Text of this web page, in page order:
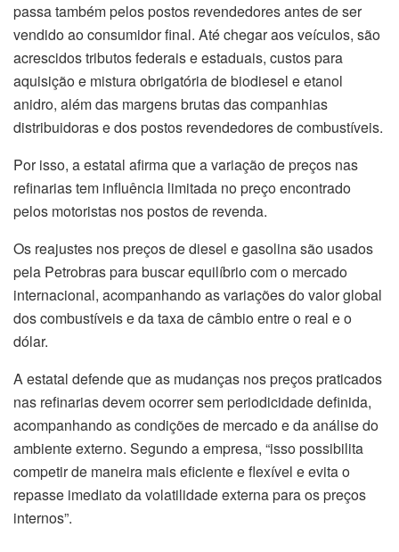
passa também pelos postos revendedores antes de ser
vendido ao consumidor final. Até chegar aos veículos, são
acrescidos tributos federais e estaduais, custos para
aquisição e mistura obrigatória de biodiesel e etanol
anidro, além das margens brutas das companhias
distribuidoras e dos postos revendedores de combustíveis.
Por isso, a estatal afirma que a variação de preços nas
refinarias tem influência limitada no preço encontrado
pelos motoristas nos postos de revenda.
Os reajustes nos preços de diesel e gasolina são usados
pela Petrobras para buscar equilíbrio com o mercado
internacional, acompanhando as variações do valor global
dos combustíveis e da taxa de câmbio entre o real e o
dólar.
A estatal defende que as mudanças nos preços praticados
nas refinarias devem ocorrer sem periodicidade definida,
acompanhando as condições de mercado e da análise do
ambiente externo. Segundo a empresa, “isso possibilita
competir de maneira mais eficiente e flexível e evita o
repasse imediato da volatilidade externa para os preços
internos”.